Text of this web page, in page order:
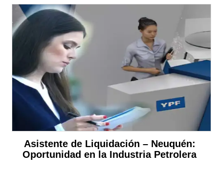
Asistente de Liquidación – Neuquén:
Oportunidad en la Industria Petrolera